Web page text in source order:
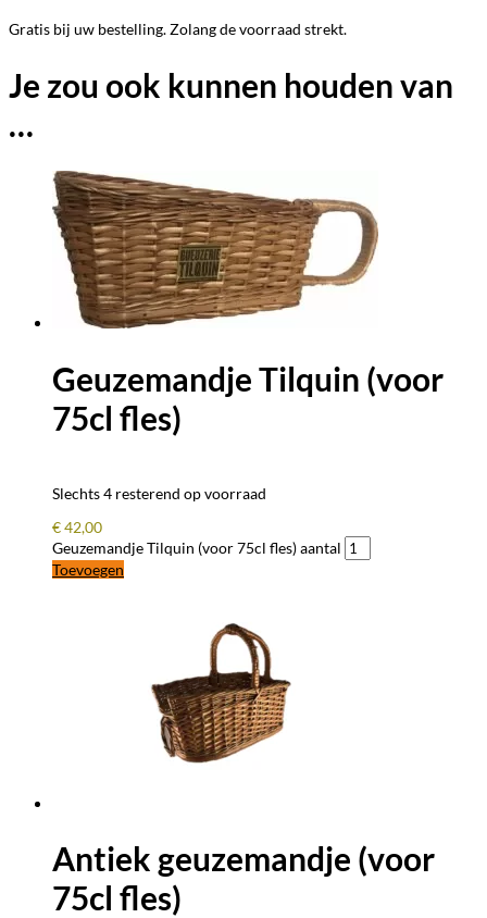
Gratis bij uw bestelling. Zolang de voorraad strekt.
Je zou ook kunnen houden van
…
Geuzemandje Tilquin (voor
75cl fles)
Slechts 4 resterend op voorraad
€42,00
Geuzemandje Tilquin (voor 75cl fles) aantal
Toevoegen
Antiek geuzemandje (voor
75cl fles)